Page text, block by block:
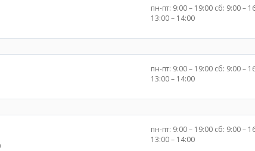
пн-пт: 9:00 – 19:00 сб: 9:00 –
13:00 – 14:00
пн-пт: 9:00 – 19:00 сб: 9:00 –
13:00 – 14:00
пн-пт: 9:00 – 19:00 сб: 9:00 –
13:00 – 14:00